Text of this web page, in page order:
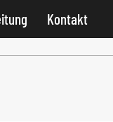
Kontakt